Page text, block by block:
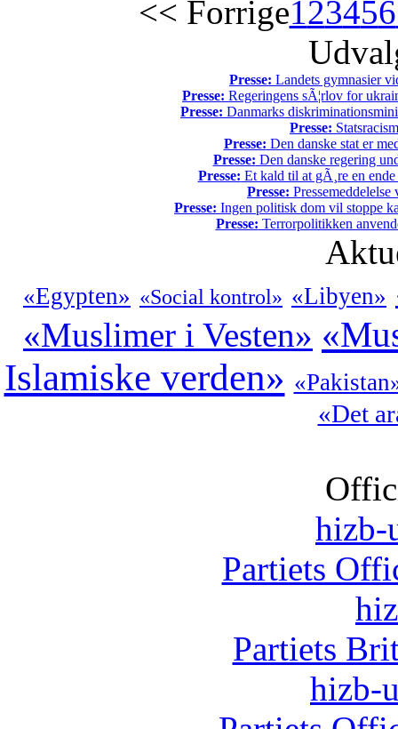
<< Forrige123456
Presse: Landets gymnasier
Presse: Regeringens sÃ¦rlov for
Presse: Danmarks
Presse:
Presse: Den danske stat er
Presse: Den danske regering
Presse: Et kald til at gÃ¸re en
Presse:
Presse: Ingen politisk dom vil stoppe
Presse: Terrorpolitikken
«Egypten» «Social kontrol» «Libyen»
«Muslimer i Vesten»
Islamiske verden»
«Det
hizb-
Partiets
Partiets
hizb-